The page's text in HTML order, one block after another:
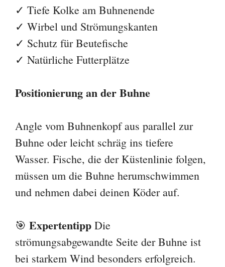
✓ Tiefe Kolke am Buhnenende
✓ Wirbel und Strömungskanten
✓ Schutz für Beutefische
✓ Natürliche Futterplätze
Positionierung an der Buhne
Angle vom Buhnenkopf aus parallel zur
Buhne oder leicht schräg ins tiefere
Wasser. Fische, die der Küstenlinie folgen,
müssen um die Buhne herumschwimmen
und nehmen dabei deinen Köder auf.
🎯 Expertentipp Die
strömungsabgewandte Seite der Buhne ist
bei starkem Wind besonders erfolgreich.